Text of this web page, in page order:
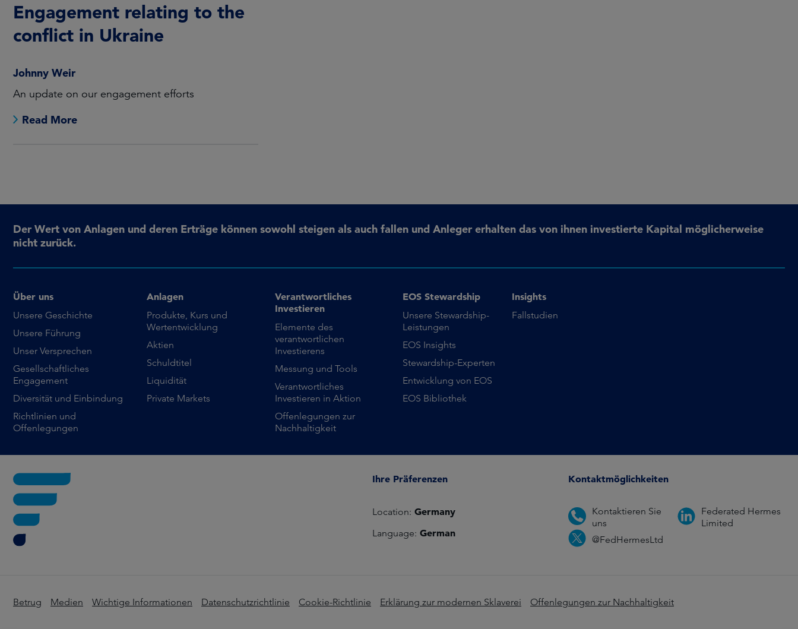
Engagement relating to the
conflict in Ukraine
Johnny Weir
An update on our engagement efforts
Read More
Der Wert von Anlagen und deren Erträge können sowohl steigen als auch fallen und Anleger erhalten das von ihnen investierte Kapital möglicherweise
nicht zurück.
Über uns
Unsere Geschichte
Unsere Führung
Unser Versprechen
Gesellschaftliches
Engagement
Diversität und Einbindung
Richtlinien und
Offenlegungen
Anlagen
Produkte, Kurs und
Wertentwicklung
Aktien
Schuldtitel
Liquidität
Private Markets
Verantwortliches
Investieren
Elemente des
verantwortlichen
Investierens
Messung und Tools
Verantwortliches
Investieren in Aktion
Offenlegungen zur
Nachhaltigkeit
EOS Stewardship
Unsere Stewardship-
Leistungen
EOS Insights
Stewardship-Experten
Entwicklung von EOS
EOS Bibliothek
Insights
Fallstudien
Ihre Präferenzen
Location: Germany
Language: German
Kontaktmöglichkeiten
Kontaktieren Sie
uns
Federated Hermes
Limited
@FedHermesLtd
Betrug Medien Wichtige Informationen Datenschutzrichtlinie Cookie-Richtlinie Erklärung zur modernen Sklaverei Offenlegungen zur Nachhaltigkeit